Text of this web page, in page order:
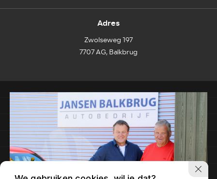
Adres
Zwolseweg 197
7707 AG, Balkbrug